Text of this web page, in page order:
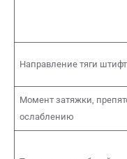
Направление тяги
Момент затяжки,
ослаблению